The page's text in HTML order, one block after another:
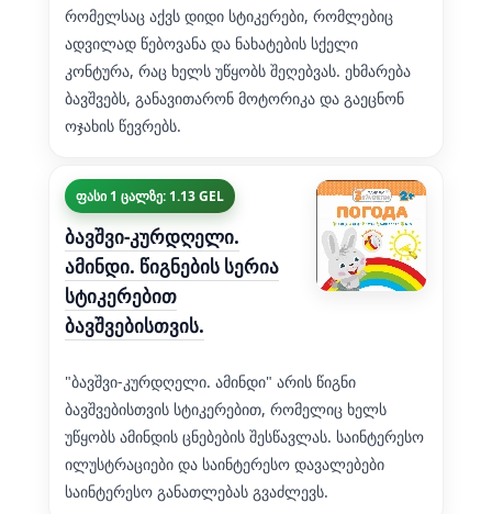
რომელსაც აქვს დიდი სტიკერები, რომლებიც
ადვილად წებოვანა და ნახატების სქელი
კონტურა, რაც ხელს უწყობს შეღებვას. ეხმარება
ბავშვებს, განავითარონ მოტორიკა და გაეცნონ
ოჯახის წევრებს.
ფასი 1 ცალზე: 1.13 GEL
ბავშვი-კურდღელი.
ამინდი. წიგნების სერია
სტიკერებით
ბავშვებისთვის.
"ბავშვი-კურდღელი. ამინდი" არის წიგნი
ბავშვებისთვის სტიკერებით, რომელიც ხელს
უწყობს ამინდის ცნებების შესწავლას. საინტერესო
ილუსტრაციები და საინტერესო დავალებები
საინტერესო განათლებას გვაძლევს.